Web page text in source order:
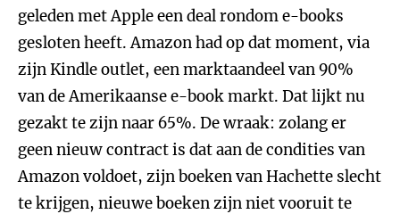
geleden met Apple een deal rondom e-books
gesloten heeft. Amazon had op dat moment, via
zijn Kindle outlet, een marktaandeel van 90%
van de Amerikaanse e-book markt. Dat lijkt nu
gezakt te zijn naar 65%. De wraak: zolang er
geen nieuw contract is dat aan de condities van
Amazon voldoet, zijn boeken van Hachette slecht
te krijgen, nieuwe boeken zijn niet vooruit te